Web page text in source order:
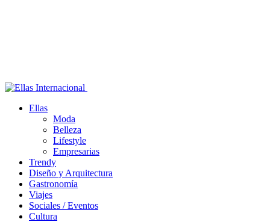
Ellas
Moda
Belleza
Lifestyle
Empresarias
Trendy
Diseño y Arquitectura
Gastronomía
Viajes
Sociales / Eventos
Cultura